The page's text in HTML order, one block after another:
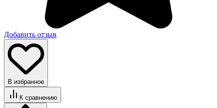
Добавить отзыв
В избранное
К сравнению